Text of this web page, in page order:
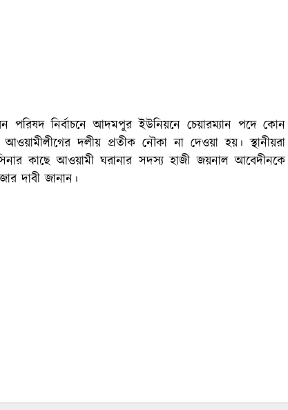
পরিষদ নির্বাচনে আদমপুর ইউনিয়নে চেয়ারম্যান পদে কোন
আওয়ামীলীগের দলীয় প্রতীক নৌকা না দেওয়া হয়। স্থানীয়রা
কাছে আওয়ামী ঘরানার সদস্য হাজী জয়নাল আবেদীনকে
দাবী জানান।